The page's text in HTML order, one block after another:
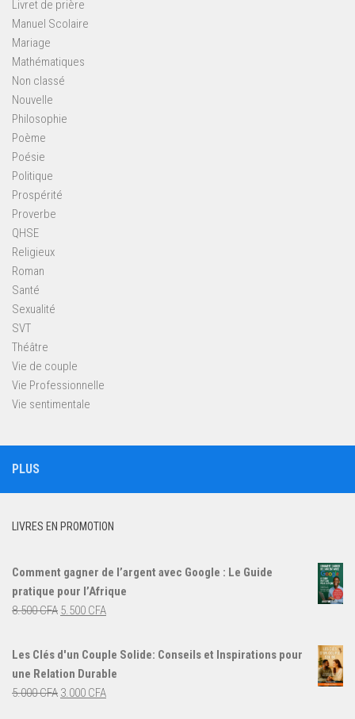
Livret de prière
Manuel Scolaire
Mariage
Mathématiques
Non classé
Nouvelle
Philosophie
Poème
Poésie
Politique
Prospérité
Proverbe
QHSE
Religieux
Roman
Santé
Sexualité
SVT
Théâtre
Vie de couple
Vie Professionnelle
Vie sentimentale
PLUS
LIVRES EN PROMOTION
Comment gagner de l’argent avec Google : Le Guide
pratique pour l’Afrique
8.500CFA Le
initial
était :
8.500 CFA.
5.500 CFALe
actuel
est :
Les Clés d'un Couple Solide: Conseils et Inspirations pour
une Relation Durable
5.000CFA Le
3.000 CFALe